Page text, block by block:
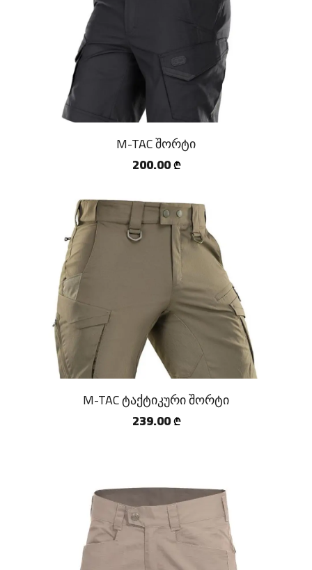
M-TAC შორტი
200.00 ₾
M-TAC ტაქტიკური შორტი
239.00 ₾